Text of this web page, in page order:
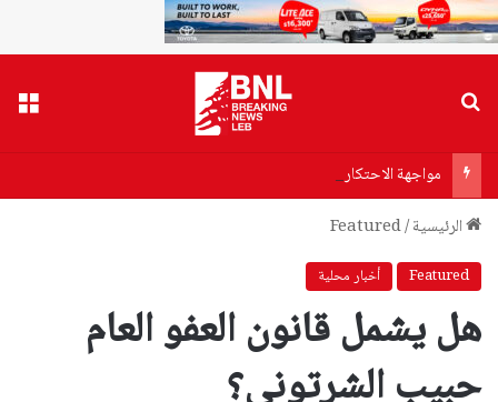
مواجهة الاحتكار والتواطؤ… البساط يراهن على هيئة المنافسة
الرئيسية/
Featured
Featured أخبار محلية
هل يشمل قانون العفو العام